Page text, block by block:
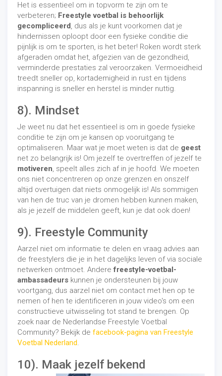
Het is essentieel om in topvorm te zijn om te
verbeteren; Freestyle voetbal is behoorlijk
gecompliceerd, dus als je kunt voorkomen dat je
hindernissen oploopt door een fysieke conditie die
pijnlijk is om te sporten, is het beter! Roken wordt sterk
afgeraden omdat het, afgezien van de gezondheid,
verminderde prestaties zal veroorzaken. Vermoeidheid
treedt sneller op, kortademigheid in rust en tijdens
inspanning is sneller en herstel is minder nuttig.
8). Mindset
Je weet nu dat het essentieel is om in goede fysieke
conditie te zijn om je kansen op vooruitgang te
optimaliseren. Maar wat je moet weten is dat de geest
net zo belangrijk is! Om jezelf te overtreffen of jezelf te
motiveren, speelt alles zich af in je hoofd. We moeten
ons niet concentreren op onze grenzen en onszelf
altijd overtuigen dat niets onmogelijk is! Als sommigen
van hen de truc van je dromen hebben kunnen maken,
als je jezelf de middelen geeft, kun je dat ook doen!
9). Freestyle Community
Aarzel niet om informatie te delen en vraag advies aan
de freestylers die je in het dagelijks leven of via sociale
netwerken ontmoet. Anderefreestyle-voetbal-
ambassadeurs kunnen je ondersteunen bij jouw
voortgang, dus aarzel niet om contact met hen op te
nemen of hen te identificeren in jouw video's om een ​​
constructieve uitwisseling tot stand te brengen. Op
zoek naar de Nederlandse Freestyle Voetbal
Community? Bekijk de facebook-pagina van Freestyle
Voetbal Nederland.
10). Maak jezelf bekend